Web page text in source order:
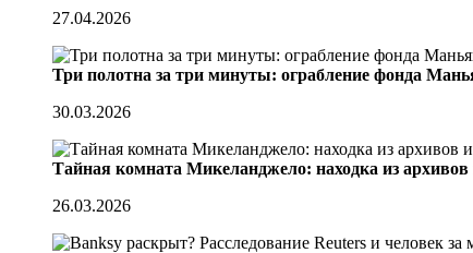
27.04.2026
Три полотна за три минуты: ограбление фонда
30.03.2026
Тайная комната Микеланджело: находка из
26.03.2026